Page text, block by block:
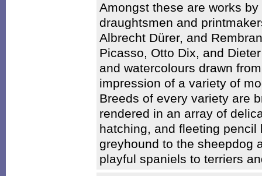
Amongst these are works
draughtsmen and
Albrecht Dürer, and
Picasso, Otto Dix, and
and watercolours drawn
impression of a variety of
Breeds of every variety are
rendered in an array of
hatching, and fleeting
greyhound to the sheepdog
playful spaniels to terriers